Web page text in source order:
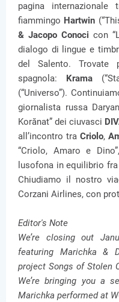
pagina internazionale
fiammingo Hartwin
& Jacopo Conoci con
dialogo di lingue e
del Salento. Trovate
spagnola: Krama
(“Universo”).
giornalista russa
Korănat” dei ciuvasci
all’incontro traCriolo,
“Criolo, Amaro e
lusofona in equilibrio
Chiudiamo il nostro
Corzani Airlines, con
Editor's Note
We’re closing out
featuring Marichka &
project Songs of Stolen
We’re bringing you a
Marichka performed at